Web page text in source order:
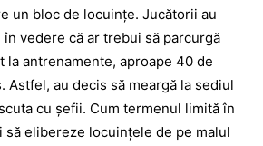
un bloc de locuinţe. Jucătorii au
în vedere că ar trebui să parcurgă
la antrenamente, aproape 40 de
au decis să meargă la sediul
cu şefii. Cum termenul limită în
să elibereze locuinţele de pe malul